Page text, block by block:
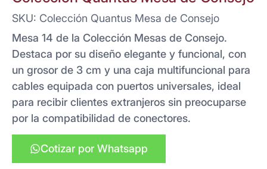
SKU: Colección Quantus Mesa de Consejo
Mesa 14 de la Colección Mesas de Consejo.
Destaca por su diseño elegante y funcional, con
un grosor de 3 cm y una caja multifuncional para
cables equipada con puertos universales, ideal
para recibir clientes extranjeros sin preocuparse
por la compatibilidad de conectores.
Cotizar por Whatsapp